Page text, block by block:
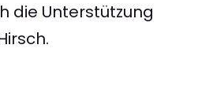
die Unterstützung